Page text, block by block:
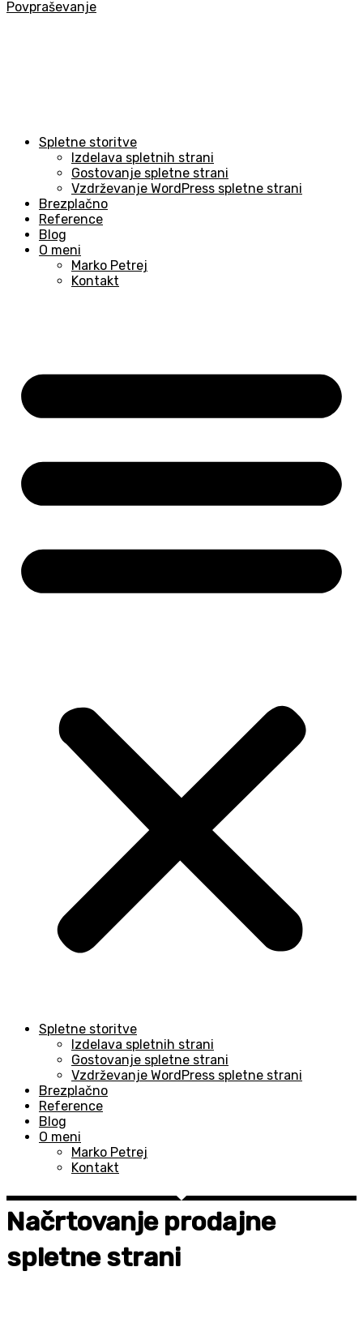
Povpraševanje
Spletne storitve
Izdelava spletnih strani
Gostovanje spletne strani
Vzdrževanje WordPress spletne strani
Brezplačno
Reference
Blog
O meni
Marko Petrej
Kontakt
Spletne storitve
Izdelava spletnih strani
Gostovanje spletne strani
Vzdrževanje WordPress spletne strani
Brezplačno
Reference
Blog
O meni
Marko Petrej
Kontakt
Načrtovanje prodajne
spletne strani